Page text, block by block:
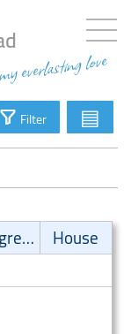
everlasting love
Filter ▤
Progressive
House